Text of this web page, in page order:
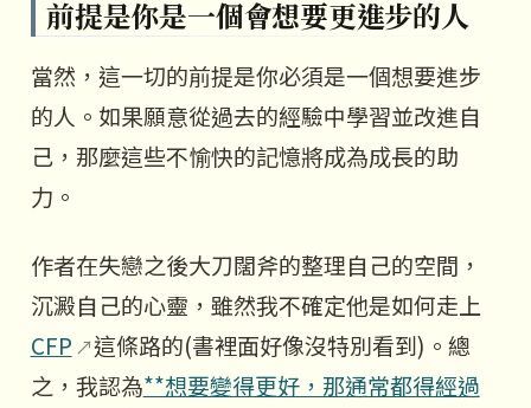
前提是你是一個會想要更進步的人
當然，這一切的前提是你必須是一個想要進步
的人。如果願意從過去的經驗中學習並改進自
己，那麼這些不愉快的記憶將成為成長的助
力。
作者在失戀之後大刀闊斧的整理自己的空間，
沉澱自己的心靈，雖然我不確定他是如何走上
CFP
這條路的(書裡面好像沒特別看到)。總
之，我認為**想要變得更好，那通常都得經過